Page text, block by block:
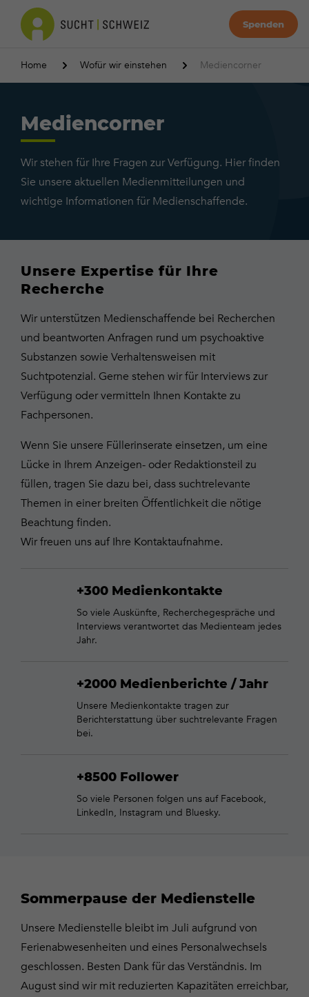
Spenden
Home Wofür wir einstehen Mediencorner
Mediencorner
Wir stehen für Ihre Fragen zur Verfügung. Hier finden
Sie unsere aktuellen Medienmitteilungen und
wichtige Informationen für Medienschaffende.
Unsere Expertise für Ihre
Recherche
Wir unterstützen Medienschaffende bei Recherchen
und beantworten Anfragen rund um psychoaktive
Substanzen sowie Verhaltensweisen mit
Suchtpotenzial. Gerne stehen wir für Interviews zur
Verfügung oder vermitteln Ihnen Kontakte zu
Fachpersonen.
Wenn Sie unsere Füllerinserate einsetzen, um eine
Lücke in Ihrem Anzeigen- oder Redaktionsteil zu
füllen, tragen Sie dazu bei, dass suchtrelevante
Themen in einer breiten Öffentlichkeit die nötige
Beachtung finden.
Wir freuen uns auf Ihre Kontaktaufnahme.
+300 Medienkontakte
So viele Auskünfte, Recherchegespräche und
Interviews verantwortet das Medienteam jedes
Jahr.
+2000 Medienberichte / Jahr
Unsere Medienkontakte tragen zur
Berichterstattung über suchtrelevante Fragen
bei.
+8500 Follower
So viele Personen folgen uns auf Facebook,
LinkedIn, Instagram und Bluesky.
Sommerpause der Medienstelle
Unsere Medienstelle bleibt im Juli aufgrund von
Ferienabwesenheiten und eines Personalwechsels
geschlossen. Besten Dank für das Verständnis. Im
August sind wir mit reduzierten Kapazitäten erreichbar,